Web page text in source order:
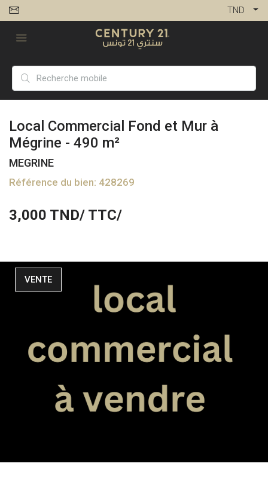
TND
Local Commercial Fond et Mur à
Mégrine - 490 m²
MEGRINE
Référence du bien: 428269
3,000 TND/ TTC/
VENTE